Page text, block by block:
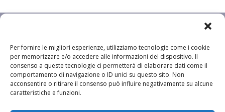
Per fornire le migliori esperienze, utilizziamo tecnologie come i cookie
per memorizzare e/o accedere alle informazioni del dispositivo. Il
consenso a queste tecnologie ci permetterà di elaborare dati come il
comportamento di navigazione o ID unici su questo sito. Non
acconsentire o ritirare il consenso può influire negativamente su alcune
caratteristiche e funzioni.